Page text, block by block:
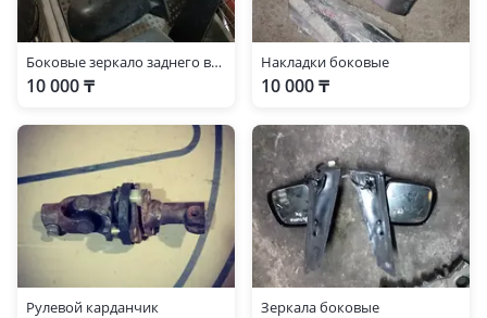
Honda Stream
2006 - 2009 2 поколение (RN)
Боковые зеркало заднего вида
10 000 ₸
Накладки боковые
10 000 ₸
Рулевой карданчик Зеркала боковые